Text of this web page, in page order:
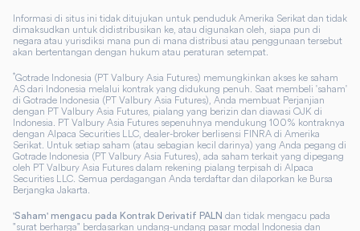
Informasi di situs ini tidak ditujukan untuk penduduk Amerika Serikat dan tidak
dimaksudkan untuk didistribusikan ke, atau digunakan oleh, siapa pun di
negara atau yurisdiksi mana pun di mana distribusi atau penggunaan tersebut
akan bertentangan dengan hukum atau peraturan setempat.
*Gotrade Indonesia (PT Valbury Asia Futures) memungkinkan akses ke saham
AS dari Indonesia melalui kontrak yang didukung penuh. Saat membeli 'saham'
di Gotrade Indonesia (PT Valbury Asia Futures), Anda membuat Perjanjian
dengan PT Valbury Asia Futures, pialang yang berizin dan diawasi OJK di
Indonesia. PT Valbury Asia Futures sepenuhnya mendukung 100% kontraknya
dengan Alpaca Securities LLC, dealer-broker berlisensi FINRA di Amerika
Serikat. Untuk setiap saham (atau sebagian kecil darinya) yang Anda pegang di
Gotrade Indonesia (PT Valbury Asia Futures), ada saham terkait yang dipegang
oleh PT Valbury Asia Futures dalam rekening pialang terpisah di Alpaca
Securities LLC. Semua perdagangan Anda terdaftar dan dilaporkan ke Bursa
Berjangka Jakarta.
'Saham' mengacu pada Kontrak Derivatif PALN dan tidak mengacu pada
"surat berharga" berdasarkan undang-undang pasar modal Indonesia dan